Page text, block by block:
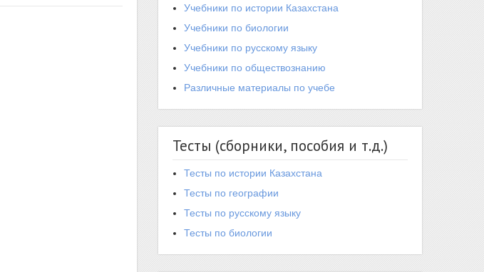
Учебники по истории Казахстана
Учебники по биологии
Учебники по русскому языку
Учебники по обществознанию
Различные материалы по учебе
Тесты (сборники, пособия и т.д.)
Тесты по истории Казахстана
Тесты по географии
Тесты по русскому языку
Тесты по биологии